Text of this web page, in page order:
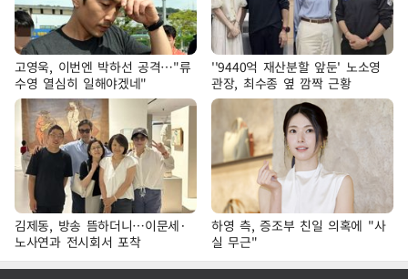
고영욱, 이번엔 박하선 공격…"류
수영 열심히 일해야겠네"
''9440억 재산분할 앞둔' 노소영
관장, 최수종 옆 깜짝 근황
김제동, 방송 뜸하더니…이문세·
노사연과 전시회서 포착
하영 측, 증조부 친일 의혹에 "사
실 무근"